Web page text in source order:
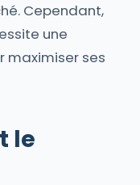
Cependant,
une
maximiser ses
le